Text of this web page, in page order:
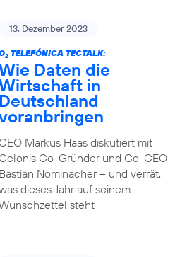
13. Dezember 2023
2TELEFÓNICA TECTALK:
Daten die
in
Deutschland
CEO Markus Haas diskutiert mit
Celonis Co-Gründer und Co-CEO
Bastian Nominacher – und verrät,
dieses Jahr auf seinem
steht